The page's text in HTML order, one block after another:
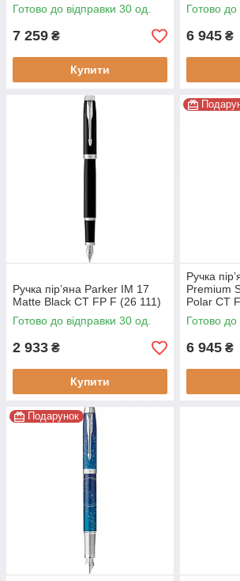
Готово до відправки 30 од.
7 259 ₴
Купити
Готово до
6 945 ₴
Ручка пір’яна Parker IM 17
Matte Black CT FP F (26 111)
Готово до відправки 30 од.
2 933 ₴
Купити
Ручка
Premium
Polar CT
Готово до
6 945 ₴
Подарунок